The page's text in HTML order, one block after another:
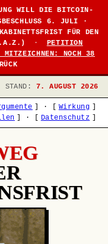
WILL DIE BITCOIN-
6. JULI ·
KABINETTSFRIST FÜR DEN
·
PETITION
MITZEICHNEN: NOCH 38
STAND: 7. AUGUST 2026
· Wirkung
· Datenschutz